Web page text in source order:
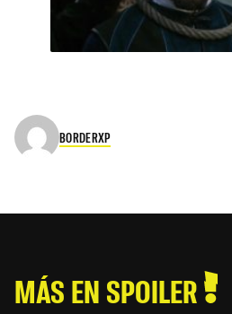
BORDERXP
MÁS EN SPOILER